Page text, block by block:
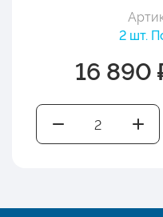
2 шт.
16 890